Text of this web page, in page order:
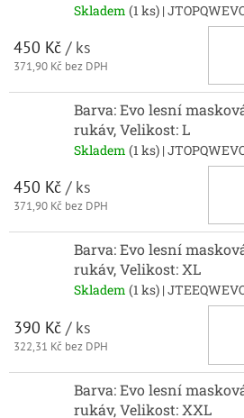
Skladem (1 ks) |
450 Kč / ks
371,90 Kč bez DPH
Barva: Evo lesní
rukáv, Velikost: L
Skladem (1 ks) |
450 Kč / ks
371,90 Kč bez DPH
Barva: Evo lesní
rukáv, Velikost: XL
Skladem (1 ks) |
390 Kč / ks
322,31 Kč bez DPH
Barva: Evo lesní
rukáv, Velikost: XXL